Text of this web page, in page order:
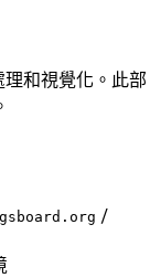
和視覺化。此部
/